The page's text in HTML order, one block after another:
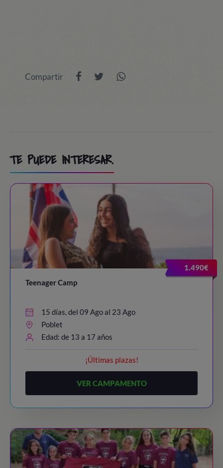
Compartir
TE PUEDE INTERESAR.
1.490€
Teenager Camp
15 días, del 09 Ago al 23 Ago
Poblet
Edad: de 13 a 17 años
¡Últimas plazas!
VER CAMPAMENTO